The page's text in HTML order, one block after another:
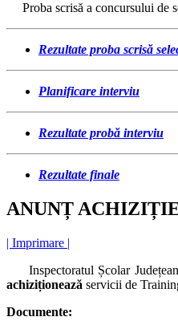
Proba scrisă a concursului de
Rezultate proba scrisă
Planificare interviu
Rezultate probă interviu
Rezultate finale
ANUNȚ
| Imprimare |
Inspectoratul Școlar Județean
achiziționează servicii de
Documente: